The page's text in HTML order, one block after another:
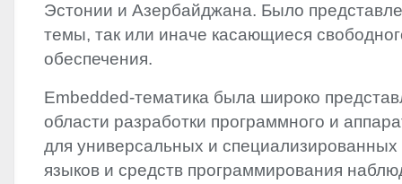
Эстонии и Азербайджана. Было
темы, так или иначе касающиеся
обеспечения.
Embedded-тематика была широко
области разработки программного и
для универсальных и специализированных
языков и средств программирования